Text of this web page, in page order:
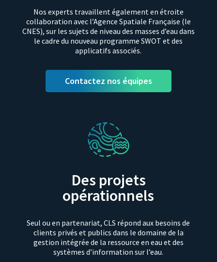
Nos experts travaillent également en étroite
collaboration avec l’Agence Spatiale Française (le
CNES), sur les sujets de niveau des masses d’eau dans
le cadre du nouveau programme SWOT et des
applicatifs associés.
Contactez nos équipes
Des projets
opérationnels
Seul ou en partenariat, CLS répond aux besoins de
clients privés et publics dans le domaine de la
gestion intégrée de la ressource en eau et des
systèmes d’information sur l’eau.